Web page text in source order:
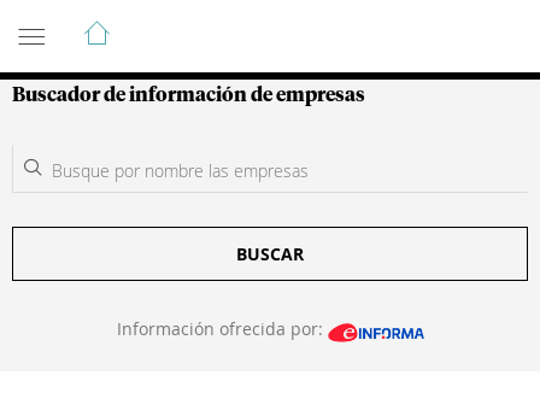
Guía de Empresas Colombianas
Buscador de información de empresas
BUSCAR
Información ofrecida por: